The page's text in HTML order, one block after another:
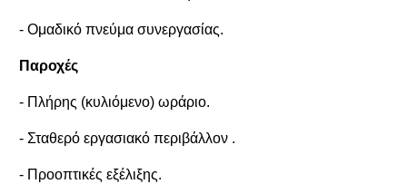
- Ομαδικό πνεύμα συνεργασίας.
Παροχές
- Πλήρης (κυλιόμενο) ωράριο.
- Σταθερό εργασιακό περιβάλλον .
- Προοπτικές εξέλιξης.